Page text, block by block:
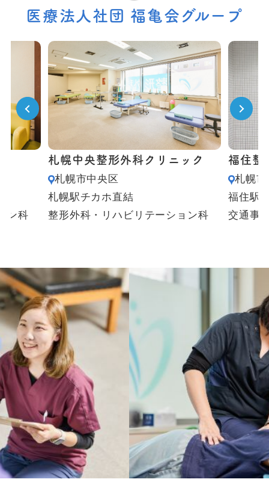
医療法人社団 福亀会グループ
ン科
札幌中央整形外科クリニック
札幌市中央区
札幌駅チカホ直結
整形外科・リハビリテーション科
福住整
札幌
福住駅
交通事